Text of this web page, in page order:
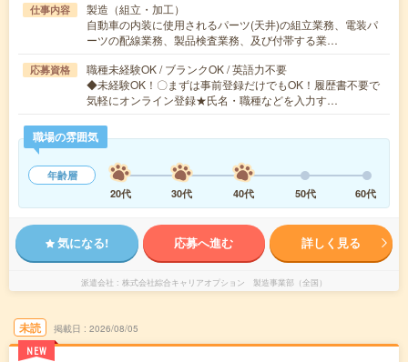
仕事内容
製造（組立・加工）
自動車の内装に使用されるパーツ(天井)の組立業務、電装パ
ーツの配線業務、製品検査業務、及び付帯する業…
応募資格
職種未経験OK / ブランクOK / 英語力不要
◆未経験OK！〇まずは事前登録だけでもOK！履歴書不要で
気軽にオンライン登録★氏名・職種などを入力す…
職場の雰囲気
年齢層
20代
30代 40代 50代 60代
気になる! 応募へ進む 詳しく見る
派遣会社 株式会社綜合キャリアオプション 製造事業部（全国）
未読
NEW
掲載日 2026/08/05